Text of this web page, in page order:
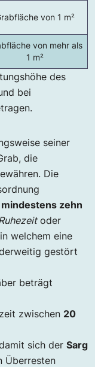
von 1 m²
von mehr als
1 m²
des
bei
seiner
die
Die
mindestens zehn
oder
welchem eine
gestört
beträgt
zwischen 20
sich der Sarg
Überresten